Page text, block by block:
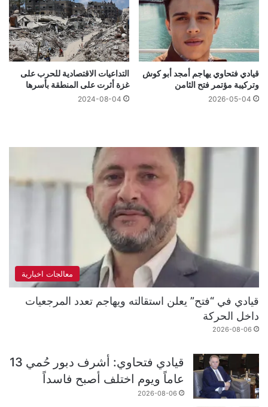
قيادي فتحاوي يهاجم أمجد أبو كوش
وتركيبة مؤتمر فتح الثامن
2026-05-04
التداعيات الاقتصادية للحرب على
غزة أثرت على المنطقة بأسرها
2024-08-04
معالجات اخبارية
قيادي في “فتح” يعلن استقالته ويهاجم تعدد المرجعيات
داخل الحركة
2026-08-06
قيادي فتحاوي: أشرف دبور حُمي 13
عاماً ويوم اختلف أصبح فاسداً
2026-08-06